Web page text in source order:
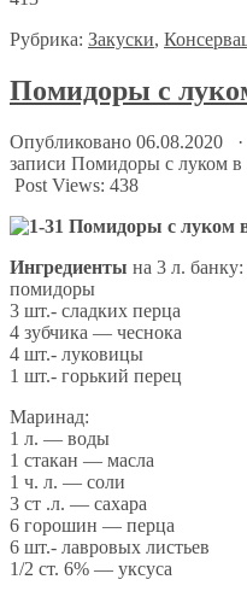
Рубрика: Закуски,
Помидоры с
Опубликовано 06.08.2020
записи Помидоры с луком в
Post Views: 438
Ингредиенты нa 3 л. банку:
помидоры
3 шт.- сладких перца
4 зубчика — чеснока
4 шт.- луковицы
1 шт.- горький перец
Маринад:
1 л. — воды
1 стакан — масла
1 ч. л. — соли
3 ст .л. — сахара
6 горошин — перца
6 шт.- лавровых листьев
1/2 ст. 6% — уксуса